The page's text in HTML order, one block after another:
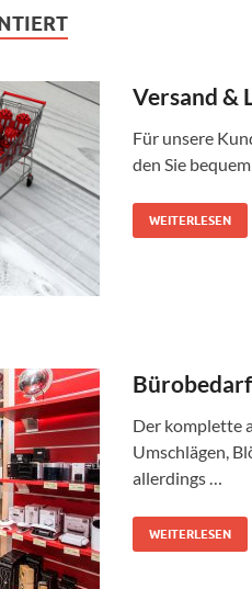
Versand &
Für unsere
den Sie
WEITERLESEN
Der komplette
Umschlägen,
allerdings …
WEITERLESEN